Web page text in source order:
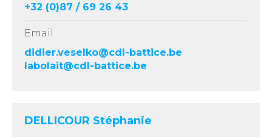
+32 (0)87 / 69 26 43
Email
didier.veselko@cdl-battice.be
labolait@cdl-battice.be
DELLICOUR Stéphanie